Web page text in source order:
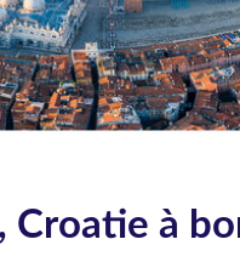
Croatie à